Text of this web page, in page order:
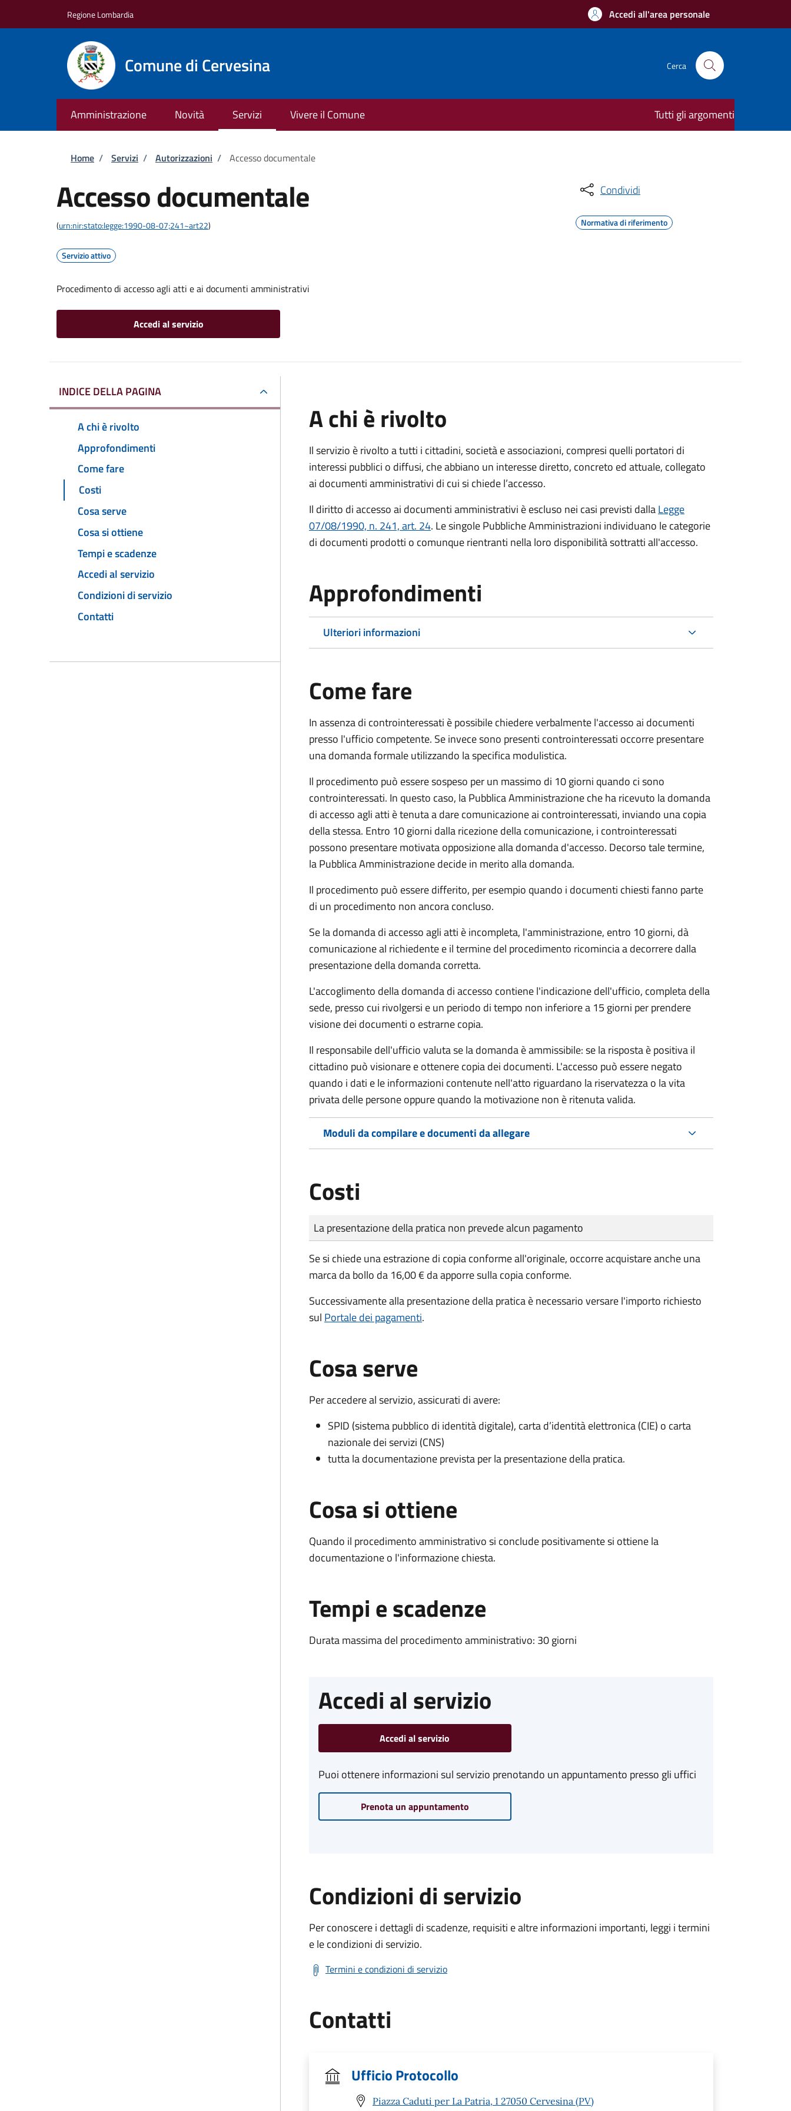
Regione Lombardia Accedi all'area personale
Comune di Cervesina Cerca
Amministrazione Novità Servizi Vivere il Comune Tutti gli argomenti
Briciole di pane
Home / Servizi / Autorizzazioni / Accesso documentale
Accesso documentale
(urn:nir:stato:legge:1990-08-07;241~art22)
Servizio attivo
Procedimento di accesso agli atti e ai documenti amministrativi
Accedi al servizio
Condividi
Normativa di riferimento
INDICE DELLA PAGINA
A chi è rivolto
Approfondimenti
Come fare
Costi
Cosa serve
Cosa si ottiene
Tempi e scadenze
Accedi al servizio
Condizioni di servizio
Contatti
A chi è rivolto
Il servizio è rivolto a tutti i cittadini, società e associazioni, compresi quelli portatori di
interessi pubblici o diffusi, che abbiano un interesse diretto, concreto ed attuale, collegato
ai documenti amministrativi di cui si chiede l’accesso.
Il diritto di accesso ai documenti amministrativi è escluso nei casi previsti dallaLegge
07/08/1990, n. 241, art. 24. Le singole Pubbliche Amministrazioni individuano le categorie
di documenti prodotti o comunque rientranti nella loro disponibilità sottratti all'accesso.
Approfondimenti
Ulteriori informazioni
Come fare
In assenza di controinteressati è possibile chiedere verbalmente l'accesso ai documenti
presso l'ufficio competente. Se invece sono presenti controinteressati occorre presentare
una domanda formale utilizzando la specifica modulistica.
Il procedimento può essere sospeso per un massimo di 10 giorni quando ci sono
controinteressati. In questo caso, la Pubblica Amministrazione che ha ricevuto la domanda
di accesso agli atti è tenuta a dare comunicazione ai controinteressati, inviando una copia
della stessa. Entro 10 giorni dalla ricezione della comunicazione, i controinteressati
possono presentare motivata opposizione alla domanda d'accesso. Decorso tale termine,
la Pubblica Amministrazione decide in merito alla domanda.
Il procedimento può essere differito, per esempio quando i documenti chiesti fanno parte
di un procedimento non ancora concluso.
Se la domanda di accesso agli atti è incompleta, l'amministrazione, entro 10 giorni, dà
comunicazione al richiedente e il termine del procedimento ricomincia a decorrere dalla
presentazione della domanda corretta.
L'accoglimento della domanda di accesso contiene l'indicazione dell'ufficio, completa della
sede, presso cui rivolgersi e un periodo di tempo non inferiore a 15 giorni per prendere
visione dei documenti o estrarne copia.
Il responsabile dell'ufficio valuta se la domanda è ammissibile: se la risposta è positiva il
cittadino può visionare e ottenere copia dei documenti. L'accesso può essere negato
quando i dati e le informazioni contenute nell'atto riguardano la riservatezza o la vita
privata delle persone oppure quando la motivazione non è ritenuta valida.
Moduli da compilare e documenti da allegare
Costi
Tipo di pagamento
Importo
La presentazione della pratica non prevede alcun pagamento
Se si chiede una estrazione di copia conforme all'originale, occorre acquistare anche una
marca da bollo da 16,00 € da apporre sulla copia conforme.
Successivamente alla presentazione della pratica è necessario versare l'importo richiesto
sul Portale dei pagamenti.
Cosa serve
Per accedere al servizio, assicurati di avere:
SPID (sistema pubblico di identità digitale), carta d’identità elettronica (CIE) o carta
nazionale dei servizi (CNS)
tutta la documentazione prevista per la presentazione della pratica.
Cosa si ottiene
Quando il procedimento amministrativo si conclude positivamente si ottiene la
documentazione o l'informazione chiesta.
Tempi e scadenze
Durata massima del procedimento amministrativo: 30 giorni
Accedi al servizio
Accedi al servizio
Puoi ottenere informazioni sul servizio prenotando un appuntamento presso gli uffici
Prenota un appuntamento
Condizioni di servizio
Per conoscere i dettagli di scadenze, requisiti e altre informazioni importanti, leggi i termini
e le condizioni di servizio.
Termini e condizioni di servizio
Contatti
Ufficio Protocollo
Piazza Caduti per La Patria, 1 27050 Cervesina (PV)